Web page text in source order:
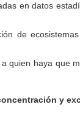
en datos
de
quien haya que
concentración y